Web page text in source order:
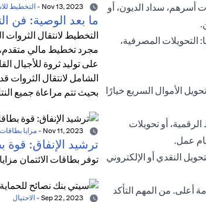
أسرهم، سداد الديون، أو
التحويلات المصرفية،
الأموال السريع خيارًا
أو تحويلات
عمل.
النقدي أو الإلكتروني
أعلى. من المهم التأكد
-التخطيط
ما بعد الوصية: فن
التخطيط لانتقال الثروات
مجرد تخطيط مالي
على توليد ثروة للأجيال
الشامل لانتقال الثروات
بحيث تتم مراعاة جميع
- مزايا بطاقات
ترشيد الإنفاق: قوة
توفر بطاقات الائتمان
- الاحتيال